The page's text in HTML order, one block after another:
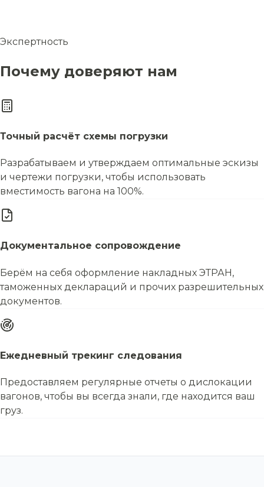
Экспертность
Почему доверяют нам
Точный расчёт схемы погрузки
Разрабатываем и утверждаем оптимальные эскизы
и чертежи погрузки, чтобы использовать
вместимость вагона на 100%.
Документальное сопровождение
Берём на себя оформление накладных ЭТРАН,
таможенных деклараций и прочих разрешительных
документов.
Ежедневный трекинг следования
Предоставляем регулярные отчеты о дислокации
вагонов, чтобы вы всегда знали, где находится ваш
груз.